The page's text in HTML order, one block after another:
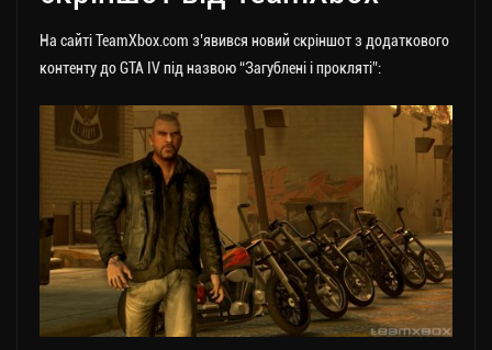
На сайті TeamXbox.com з’явився новий скріншот з додаткового
контенту до GTA IV під назвою “Загублені і прокляті”: